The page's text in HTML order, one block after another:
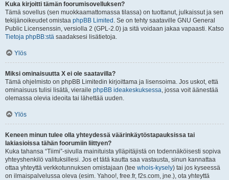
Kuka kirjoitti tämän foorumisovelluksen?
Tämä sovellus (sen muokkaamattomassa tilassa) on tuottanut, julkaissut ja sen
tekijänoikeudet omistaa phpBB Limited . Se on tehty saataville GNU General
Public Licensenssin, versiolla 2 (GPL-2.0) ja sitä voidaan jakaa vapaasti. Katso
Tietoja phpBB:stä saadaksesi lisätietoja.
Ylös
Miksi ominaisuutta X ei ole saatavilla?
Tämä ohjelmisto on phpBB Limitedin kirjoittama ja lisensoima. Jos uskot, että
ominaisuus tulisi lisätä, vieraile phpBB ideakeskuksessa, jossa voit äänestää
olemassa olevia ideoita tai lähettää uuden.
Ylös
Keneen minun tulee olla yhteydessä väärinkäytöstapauksissa tai
lakiasioissa tähän foorumiin liittyen?
Kuka tahansa “Tiimi”-sivulla mainituista ylläpitäjistä on todennäköisesti sopiva
yhteyshenkilö valituksillesi. Jos et tätä kautta saa vastausta, sinun kannattaa
ottaa yhteyttä verkkotunnuksen omistajaan (tee whois-kysely) tai jos kyseessä
on ilmaispalvelussa oleva (esim. Yahoo!, free.fr, f2s.com, jne.), ota yhteyttä